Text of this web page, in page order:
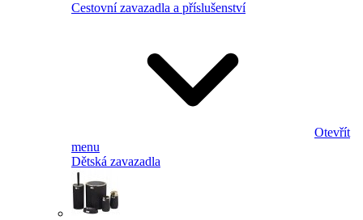
Cestovní zavazadla a příslušenství
Otevřít
menu
Dětská zavazadla